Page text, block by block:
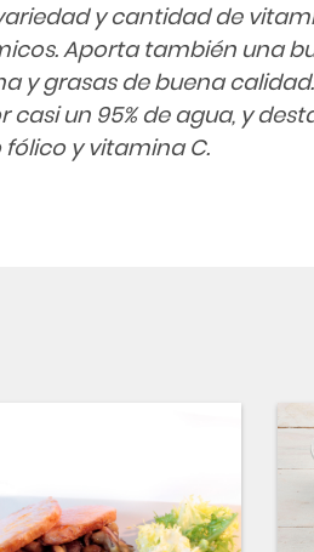
y cantidad de
Aporta también una
y grasas de buena
un 95% de agua, y
y vitamina C.